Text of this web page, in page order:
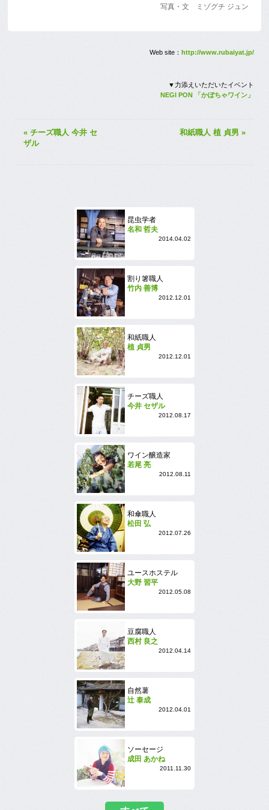
写真・文 ミゾグチ ジュン
Web site： http://www.rubaiyat.jp/
▼力添えいただいたイベント
NEGI PON 「かぼちゃワイン」
« チーズ職人 今井 セ
ザル
和紙職人 植 貞男 »
昆虫学者
名和 哲夫
2014.04.02
割り箸職人
竹内 善博
2012.12.01
和紙職人
植 貞男
2012.12.01
チーズ職人
今井 セザル
2012.08.17
ワイン醸造家
若尾 亮
2012.08.11
和傘職人
松田 弘
2012.07.26
ユースホステル
大野 習平
2012.05.08
豆腐職人
西村 良之
2012.04.14
自然薯
辻 泰成
2012.04.01
ソーセージ
成田 あかね
2011.11.30